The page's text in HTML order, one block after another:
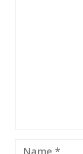
Name